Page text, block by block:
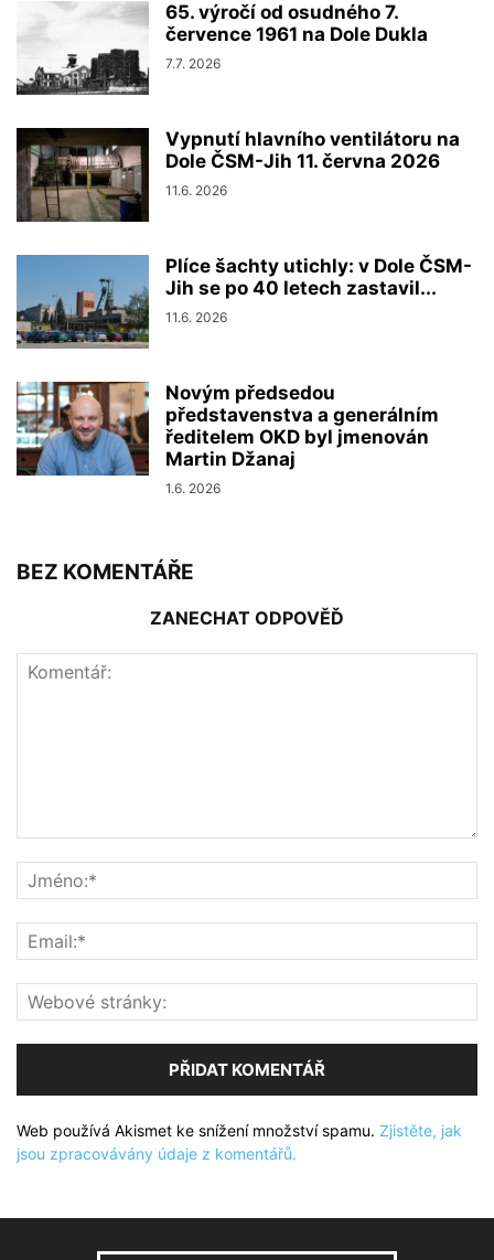
65. výročí od osudného 7.
července 1961 na Dole Dukla
7.7. 2026
Vypnutí hlavního ventilátoru na
Dole ČSM-Jih 11. června 2026
11.6. 2026
Plíce šachty utichly: v Dole ČSM-
Jih se po 40 letech zastavil...
11.6. 2026
Novým předsedou
představenstva a generálním
ředitelem OKD byl jmenován
Martin Džanaj
1.6. 2026
BEZ KOMENTÁŘE
ZANECHAT ODPOVĚĎ
Web používá Akismet ke snížení množství spamu. Zjistěte, jak
jsou zpracovávány údaje z komentářů.